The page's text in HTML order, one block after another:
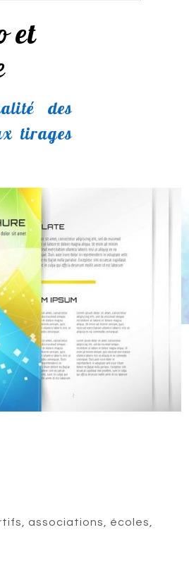
et
des
tirages
associations, écoles,